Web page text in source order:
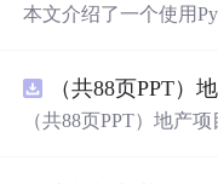
本文介绍了一个使用
（共88页PPT）地产